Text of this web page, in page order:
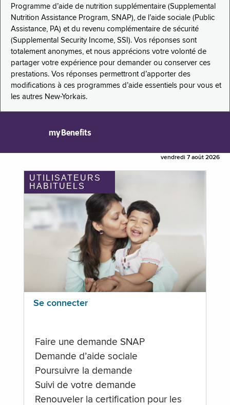
Programme d’aide de nutrition supplémentaire (Supplemental
Nutrition Assistance Program, SNAP), de l’aide sociale (Public
Assistance, PA) et du revenu complémentaire de sécurité
(Supplemental Security Income, SSI). Vos réponses sont
totalement anonymes, et nous apprécions votre volonté de
partager votre expérience pour demander ou conserver ces
prestations. Vos réponses permettront d’apporter des
modifications à ces programmes d’aide essentiels pour vous et
les autres New-Yorkais.
myBenefits
vendredi 7 août 2026
UTILISATEURS
HABITUELS
Se connecter
Faire une demande SNAP
Demande d’aide sociale
Poursuivre la demande
Suivi de votre demande
Renouveler la certification pour les